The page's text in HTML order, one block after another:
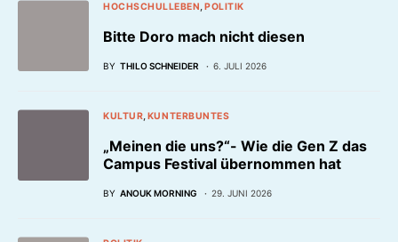
HOCHSCHULLEBEN POLITIK
Bitte Doro mach nicht diesen
BY THILO SCHNEIDER 6. JULI 2026
KULTUR KUNTERBUNTES
„Meinen die uns?“- Wie die Gen Z das
Campus Festival übernommen hat
BY ANOUK MORNING 29. JUNI 2026